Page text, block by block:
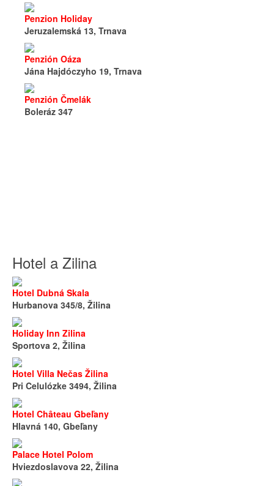
Penzion Holiday
Jeruzalemská 13, Trnava
Penzión Oáza
Jána Hajdóczyho 19, Trnava
Penzión Čmelák
Boleráz 347
Hotel a Zilina
Hotel Dubná Skala
Hurbanova 345/8, Žilina
Holiday Inn Zilina
Sportova 2, Žilina
Hotel Villa Nečas Žilina
Pri Celulózke 3494, Žilina
Hotel Château Gbeľany
Hlavná 140, Gbeľany
Palace Hotel Polom
Hviezdoslavova 22, Žilina